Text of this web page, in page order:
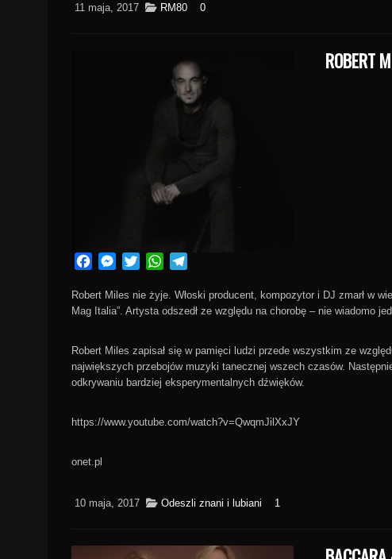
11 maja, 2017 RM80 0
ROBERT
FacebookMessenger
TwitterWhatsApp
Robert Miles nie żyje. Włoski producent, kompozytor i DJ zmarł w
Mag Italia”. Artysta odszedł ze względu na chorobę – nie wiadomo
Robert Miles zapisał się w pamięci ludzi przede wszystkim ze
największych przebojów muzyki tanecznej wszech czasów.
odkrywaniu bardziej eksperymentalnych dźwięków.
https://www.youtube.com/watch?v=QwqmJilXxJY
onet.pl
10 maja, 2017 Odeszli znani i lubiani 1